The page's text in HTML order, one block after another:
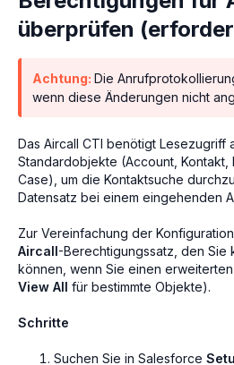
überprüfen
Achtung: Die
wenn diese Änderungen nicht
Das Aircall CTI benötigt Lesezugriff
Standardobjekte (Account, Kontakt,
Case), um die Kontaktsuche
Datensatz bei einem eingehenden
Zur Vereinfachung der
Aircall-Berechtigungssatz, den Sie
können, wenn Sie einen
View All für bestimmte Objekte).
Schritte
Suchen Sie in Salesforce